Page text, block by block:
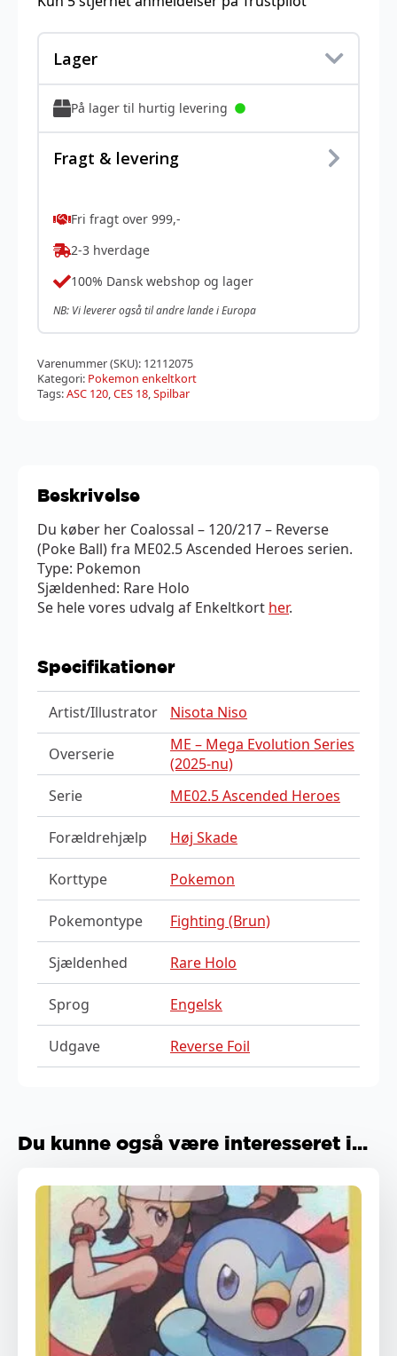
Ball)
Lager
På lager til hurtig levering
Fragt & levering
Fri fragt over 999,-
2-3 hverdage
100% Dansk webshop og lager
NB: Vi leverer også til andre lande i Europa
Varenummer (SKU): 12112075
Kategori: Pokemon enkeltkort
Tags:ASC 120,CES 18,Spilbar
Beskrivelse
Du køber her Coalossal – 120/217 – Reverse
(Poke Ball) fra ME02.5 Ascended Heroes serien.
Type: Pokemon
Sjældenhed: Rare Holo
Se hele vores udvalg af Enkeltkort her.
Specifikationer
Artist/Illustrator Nisota Niso
Overserie
ME – Mega Evolution Series
(2025-nu)
Serie
ME02.5 Ascended Heroes
Forældrehjælp Høj Skade
Korttype Pokemon
Pokemontype Fighting (Brun)
Sjældenhed Rare Holo
Sprog Engelsk
Udgave Reverse Foil
Du kunne også være interesseret i...